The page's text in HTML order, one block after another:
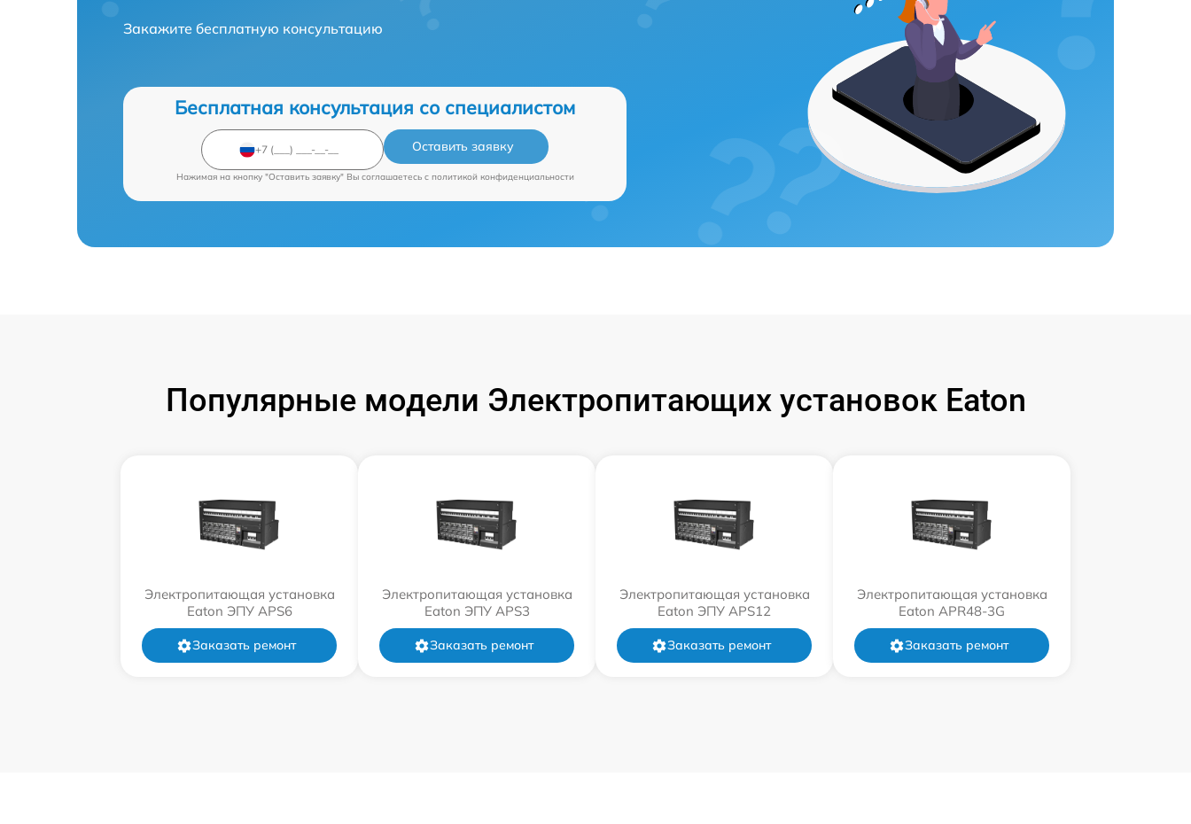
Закажите бесплатную консультацию
Бесплатная консультация со специалистом
Оставить заявку
Нажимая на кнопку "Оставить заявку" Вы соглашаетесь c политикой конфиденциальности
Популярные модели Электропитающих установок Eaton
Электропитающая установка
Eaton ЭПУ APS6
Заказать ремонт
Электропитающая установка
Eaton ЭПУ APS3
Заказать ремонт
Электропитающая установка
Eaton ЭПУ APS12
Заказать ремонт
Электропитающая установка
Eaton APR48-3G
Заказать ремонт